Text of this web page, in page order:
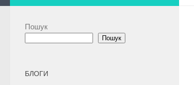
Пошук
Пошук
БЛОГИ